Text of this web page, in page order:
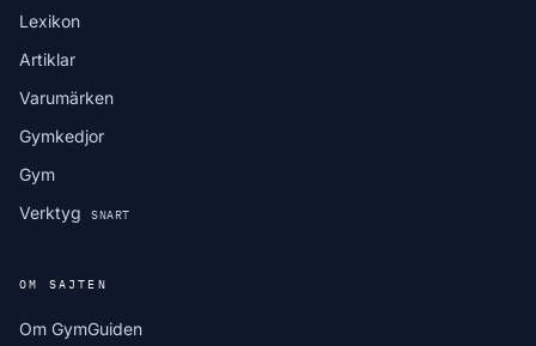
Lexikon
Artiklar
Varumärken
Gymkedjor
Gym
Verktyg
SNART
OM SAJTEN
Om GymGuiden